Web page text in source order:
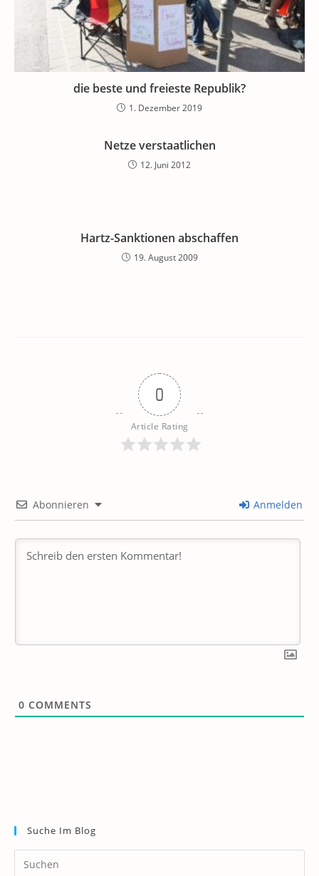
die beste und freieste Republik?
1. Dezember 2019
Netze verstaatlichen
12. Juni 2012
Hartz-Sanktionen abschaffen
19. August 2009
0
Article Rating
Abonnieren Anmelden
0 COMMENTS
Suche Im Blog